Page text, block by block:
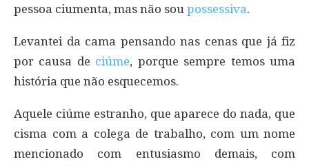
pessoa ciumenta, mas não sou possessiva.
Levantei da cama pensando nas cenas que já fiz
por causa de ciúme, porque sempre temos uma
história que não esquecemos.
Aquele ciúme estranho, que aparece do nada, que
cisma com a colega de trabalho, com um nome
mencionado com entusiasmo demais, com